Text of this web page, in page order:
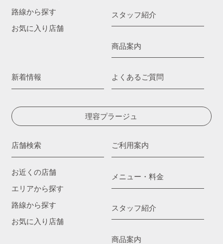
路線から探す
お気に入り店舗
スタッフ紹介
商品案内
新着情報 よくあるご質問
理容プラージュ
店舗検索
お近くの店舗
エリアから探す
路線から探す
お気に入り店舗
ご利用案内
メニュー・料金
スタッフ紹介
商品案内